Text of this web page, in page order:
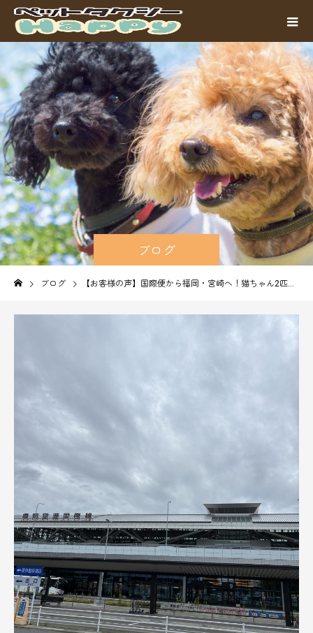
ブログ
ブログ 【お客様の声】国際便から福岡・宮崎へ！猫ちゃん2匹の長距離お引っ越し・安心のペットタクシー運行レポート